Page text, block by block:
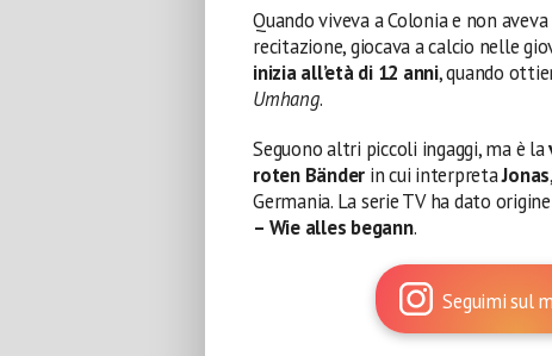
Quando viveva a Colonia e non
recitazione, giocava a calcio nelle
inizia all’età di 12 anni, quando
Umhang.
Seguono altri piccoli ingaggi, ma è la
roten Bänder in cui interpretaJonas,
Germania. La serie TV ha dato
– Wie alles begann.
Seguimi sul